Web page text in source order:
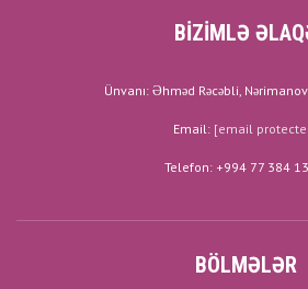
BİZİMLƏ
Ünvanı: Əhməd Rəcəbli,
Email: [email
Telefon: +994 77 384
BÖLMƏLƏR